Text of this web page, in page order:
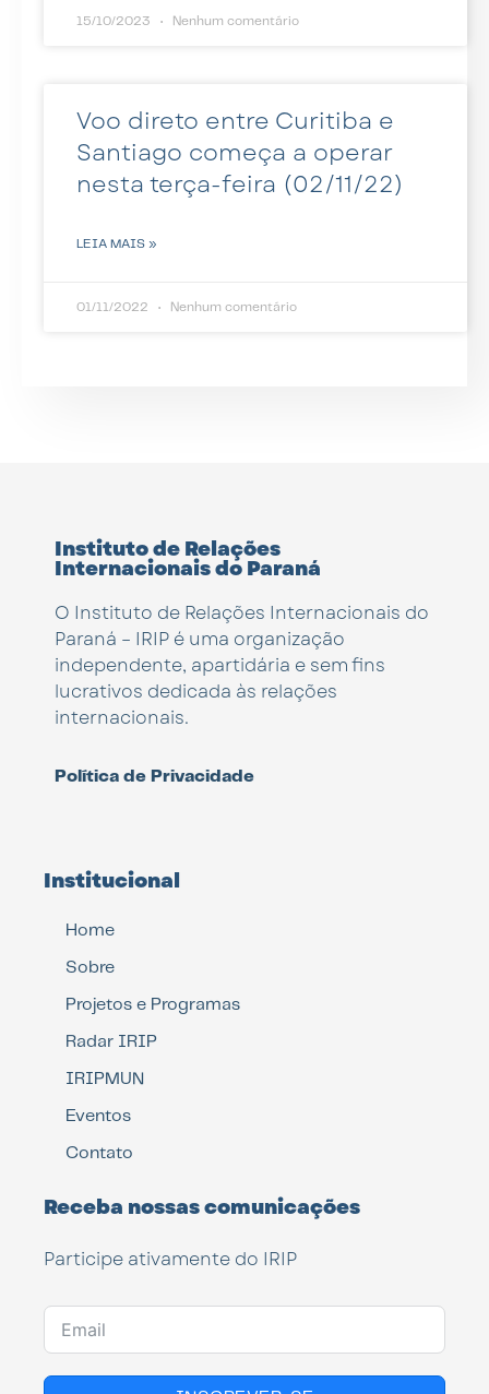
15/10/2023 Nenhum comentário
Voo direto entre Curitiba e
Santiago começa a operar
nesta terça-feira (02/11/22)
LEIA MAIS »
01/11/2022 Nenhum comentário
Instituto de Relações
Internacionais do Paraná
O Instituto de Relações Internacionais do
Paraná – IRIP é uma organização
independente, apartidária e sem fins
lucrativos dedicada às relações
internacionais.
Política de Privacidade
Institucional
Home
Sobre
Projetos e Programas
Radar IRIP
IRIPMUN
Eventos
Contato
Receba nossas comunicações
Participe ativamente do IRIP